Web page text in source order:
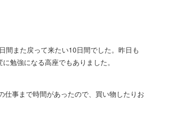
また戻って来たい10日間でした。昨日も
勉強になる高座でもありました。
事まで時間があったので、買い物したりお